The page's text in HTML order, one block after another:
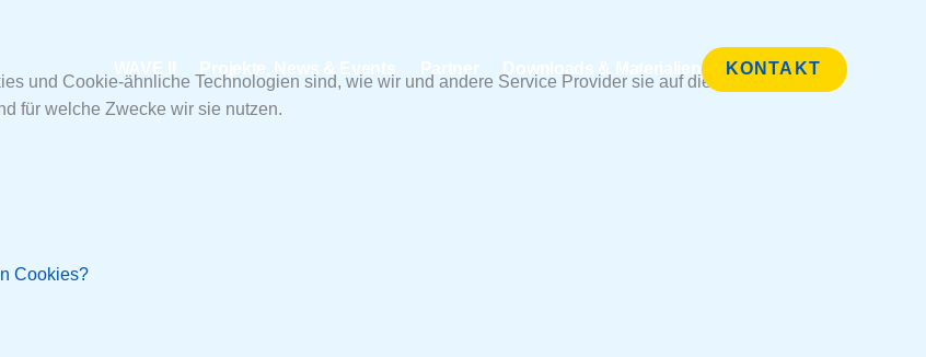
WAVE II Projekte, News & Events Partner Downloads & Materialien KONTAKT
und Cookie-ähnliche Technologien sind, wie wir und andere Service Provider sie auf dieser Website
für welche Zwecke wir sie nutzen.
Cookies?